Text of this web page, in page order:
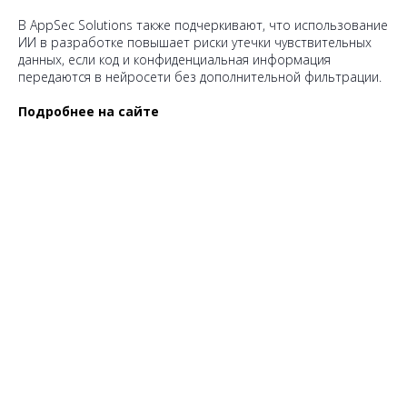
В AppSec Solutions также подчеркивают, что использование
ИИ в разработке повышает риски утечки чувствительных
данных, если код и конфиденциальная информация
передаются в нейросети без дополнительной фильтрации.
Подробнее на сайте